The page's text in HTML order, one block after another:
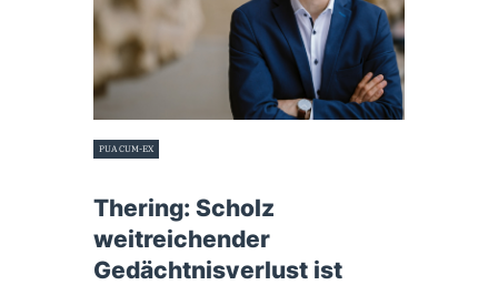
PUA CUM-EX
Thering: Scholz
weitreichender
Gedächtnisverlust ist